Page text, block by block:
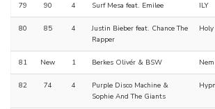
79 90 4 Surf Mesa feat. Emilee ILY
80 85 4
Justin Bieber feat. Chance The
Rapper
Holy
81 New 1 Berkes Olivér & BSW
82 74 4
Purple Disco Machine &
Sophie And The Giants